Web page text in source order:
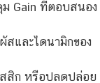
Gain ที่ตอบสนอง
และไดนามิกของ
สิก หรือปลดปล่อย